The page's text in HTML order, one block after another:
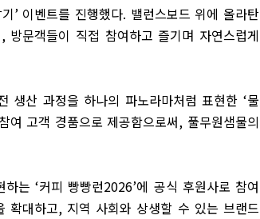
’ 이벤트를 진행했다. 밸런스보드 위에 올라탄
, 방문객들이 직접 참여하고 즐기며 자연스럽게
생산 과정을 하나의 파노라마처럼 표현한 ‘물
여 고객 경품으로 제공함으로써, 풀무원샘물의
하는‘커피 빵빵런2026’에 공식 후원사로 참여
확대하고, 지역 사회와 상생할 수 있는 브랜드